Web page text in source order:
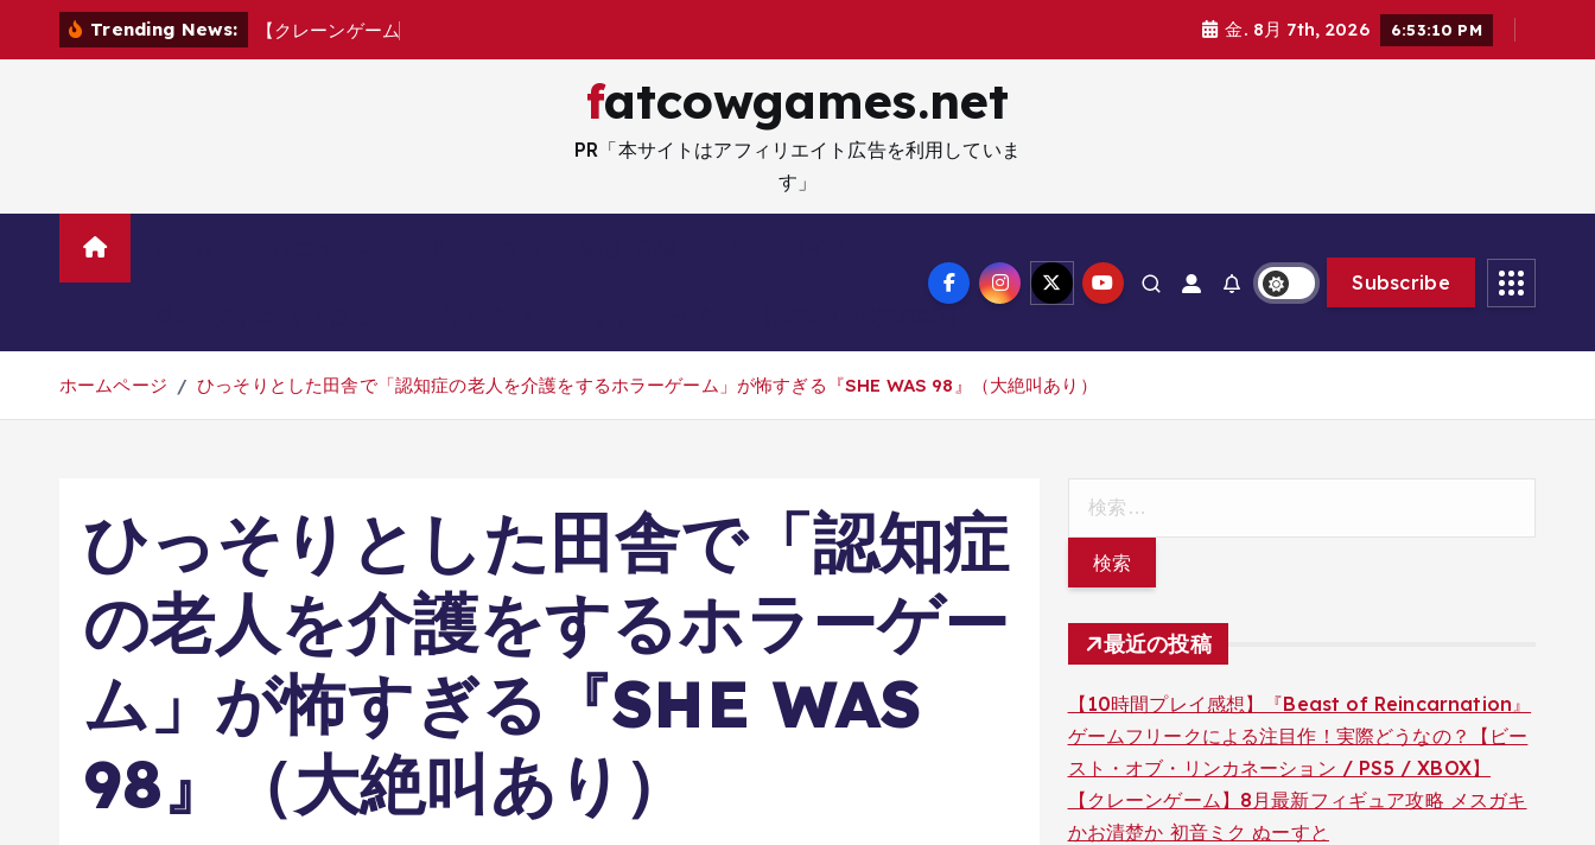
Trending News: 【 ク レーンゲー ム 金. 8月 7th, 2026 6:53:11 PM
fatcowgames.net
PR「本サイトはアフィリエイト広告を利用していま
す」
Subscribe
ホームページ ひっそりとした田舎で「認知症の老人を介護をするホラーゲーム」が怖すぎる『SHE WAS 98』（大絶叫あり）
ひっそりとした田舎で「認知症
の老人を介護をするホラーゲー
ム」が怖すぎる『SHE WAS
98』（大絶叫あり）
最近の投稿
【10時間プレイ感想】『Beast of Reincarnation』
ゲームフリークによる注目作！実際どうなの？【ビー
スト・オブ・リンカネーション / PS5 / XBOX】
【クレーンゲーム】8月最新フィギュア攻略 メスガキ
かお清楚か 初音ミク ぬーすと